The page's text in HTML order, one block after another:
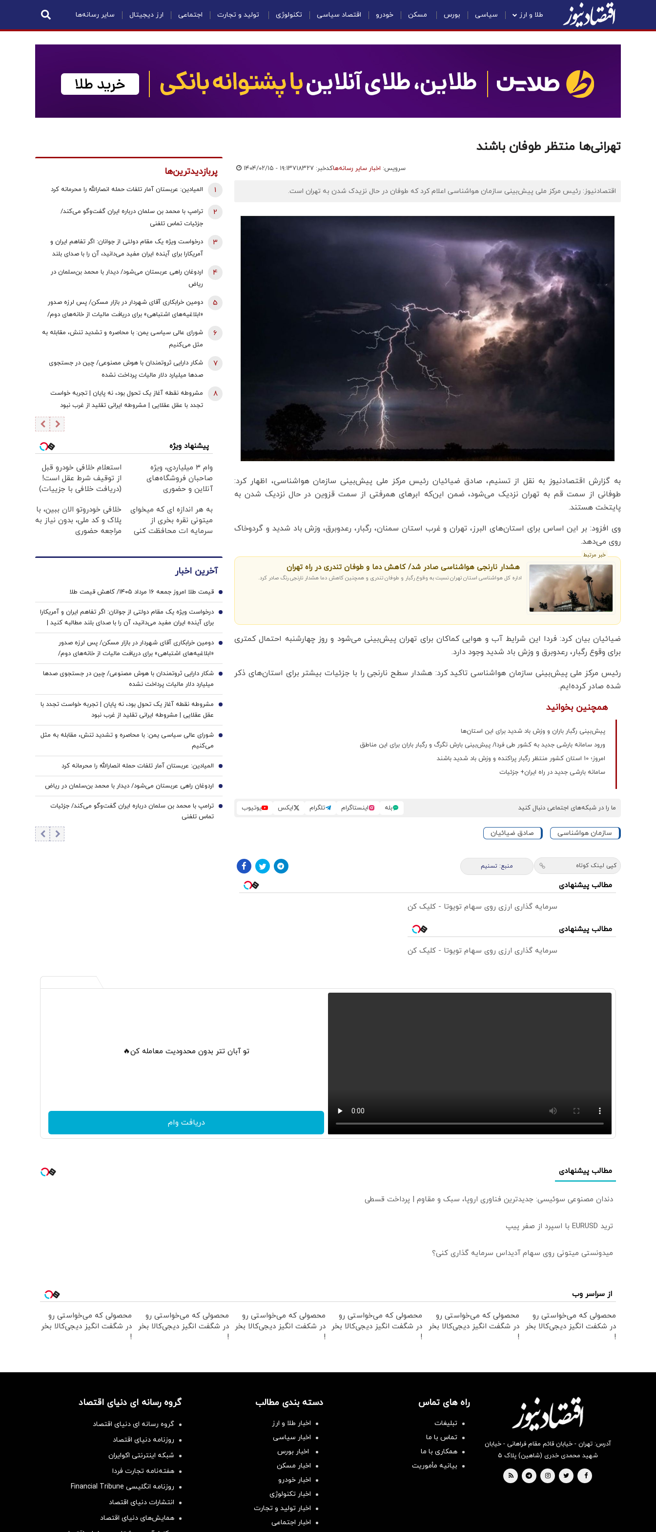
طلا و ارز سیاسی بورس مسکن خودرو اقتصاد سیاسی تکنولوژی تولید و تجارت اجتماعی ارز دیجیتال سایر رسانه‌ها
تهرانی‌ها منتظر طوفان باشند
سرویس: اخبار سایر رسانه‌هاکدخبر: ۷۱۸۳۲۷ ۱۴۰۴/۰۲/۱۵ - ۱۹:۱۳
اقتصادنیوز: رئیس مرکز ملی پیش‌بینی سازمان هواشناسی اعلام کرد که طوفان در حال نزیدک شدن به تهران است.
به گزارش اقتصادنیوز به نقل از تسنیم، صادق ضیائیان رئیس مرکز ملی پیش‌بینی سازمان هواشناسی، اظهار کرد:
طوفانی از سمت قم به تهران نزدیک می‌شود، ضمن این‌که ابرهای همرفتی از سمت قزوین در حال نزدیک شدن به
پایتخت هستند.
وی افزود: بر این اساس برای استان‌های البرز، تهران و غرب استان سمنان،‌ رگبار، رعدوبرق، وزش باد شدید و گردوخاک
روی می‌دهد.
خبر مرتبط
هشدار نارنجی هواشناسی صادر شد/ کاهش دما و طوفان تندری در راه تهران
اداره کل هواشناسی استان تهران نسبت به وقوع رگبار و طوفان تندری و همچنین کاهش دما هشدار نارنجی رنگ صادر کرد.
ضیائیان بیان کرد: فردا این شرایط آب و هوایی کماکان برای تهران پیش‌بینی می‌شود و روز چهارشنبه احتمال کمتری
برای وقوع رگبار، رعدوبرق و وزش باد شدید وجود دارد.
رئیس مرکز ملی پیش‌بینی سازمان هواشناسی تاکید کرد: هشدار سطح نارنجی را با جزئیات بیشتر برای استان‌های ذکر
شده صادر کرده‌ایم.
همچنین بخوانید
پیش‌بینی رگبار باران و وزش باد شدید برای این استان‌ها
ورود سامانه بارشی جدید به کشور طی فردا/ پیش‌بینی بارش تگرگ و رگبار باران برای این مناطق
امروز؛ 10 استان کشور منتظر رگبار پراکنده و وزش باد شدید باشند
سامانه بارشی جدید در راه ایران+ جزئیات
ما را در شبکه‌های اجتماعی دنبال کنید بله اینستاگرام تلگرام ایکس یوتیوب
سازمان هواشناسی صادق ضیائیان
کپی لینک کوتاه منبع: تسنیم
مطالب پیشنهادی
سرمایه گذاری ارزی روی سهام تویوتا - کلیک کن
مطالب پیشنهادی
سرمایه گذاری ارزی روی سهام تویوتا - کلیک کن
پربازدیدترین‌ها
المیادین: عربستان آمار تلفات حمله انصارالله را محرمانه کرد 1
ترامپ با محمد بن سلمان درباره ایران گفت‌وگو می‌کند/
جزئیات تماس تلفنی
2
درخواست ویژه یک مقام دولتی از جوانان: اگر تفاهم ایران و
آمریکارا برای آینده ایران مفید می‌دانید، آن را با صدای بلند
3
اردوغان راهی عربستان می‌شود/ دیدار با محمد بن‌سلمان در
ریاض
4
دومین خرابکاری آقای شهردار در بازار مسکن/ پس لرزه صدور
«ابلاغیه‌های اشتباهی» برای دریافت مالیات از خانه‌‌های دوم/
5
شورای عالی سیاسی یمن: با محاصره و تشدید تنش، مقابله به
مثل می‌کنیم
6
شکار دارایی ثروتمندان با هوش مصنوعی/ چین در جستجوی
صدها میلیارد دلار مالیات پرداخت نشده
7
مشروطه نقطه آغاز یک تحول بود، نه پایان | تجربه خواست
تجدد با عقل عقلایی | مشروطه ایرانی تقلید از غرب نبود
8
پیشنهاد ویژه
وام ۳ میلیاردی، ویژه
صاحبان فروشگاه‌های
آنلاین و حضوری
استعلام خلافی خودرو قبل
از توقیف شرط عقل است!
(دریافت خلافی با جزییات)
به هر اندازه ای که میخوای
میتونی نقره بخری از
سرمایه ات محافظت کنی
خلافی خودروتو الان ببین، با
پلاک و کد ملی، بدون نیاز به
مراجعه حضوری
آخرین اخبار
قیمت طلا امروز جمعه ۱۶ مرداد ۱۴۰۵/ کاهش قیمت طلا 1
درخواست ویژه یک مقام دولتی از جوانان: اگر تفاهم ایران و آمریکارا
برای آینده ایران مفید می‌دانید، آن را با صدای بلند مطالبه کنید |
کنشکر و ‌ذی‌نفع باشید، منفعل نمانید
2
دومین خرابکاری آقای شهردار در بازار مسکن/ پس لرزه صدور
«ابلاغیه‌های اشتباهی» برای دریافت مالیات از خانه‌‌های دوم/
ممدانی زیر تیغ رفت
3
شکار دارایی ثروتمندان با هوش مصنوعی/ چین در جستجوی صدها
میلیارد دلار مالیات پرداخت نشده
4
مشروطه نقطه آغاز یک تحول بود، نه پایان | تجربه خواست تجدد با
عقل عقلایی | مشروطه ایرانی تقلید از غرب نبود
5
شورای عالی سیاسی یمن: با محاصره و تشدید تنش، مقابله به مثل
می‌کنیم
6
المیادین: عربستان آمار تلفات حمله انصارالله را محرمانه کرد 7
اردوغان راهی عربستان می‌شود/ دیدار با محمد بن‌سلمان در ریاض 8
ترامپ با محمد بن سلمان درباره ایران گفت‌وگو می‌کند/ جزئیات
تماس تلفنی
9
تو آبان تتر بدون محدودیت معامله کن🔥
دریافت وام
مطالب پیشنهادی
دندان مصنوعی سوئیسی: جدیدترین فناوری اروپا، سبک و مقاوم | پرداخت قسطی
ترید EURUSD با اسپرد از صفر پیپ
میدونستی میتونی روی سهام آدیداس سرمایه گذاری کنی؟
از سراسر وب
محصولی که می‌خواستی رو
در شکفت انگیز دیجی‌کالا بخر
!
محصولی که می‌خواستی رو
در شگفت انگیز دیجی‌کالا بخر
!
محصولی که می‌خواستی رو
در شگفت انگیز دیجی‌کالا بخر
!
محصولی که می‌خواستی رو
در شکفت انگیز دیجی‌کالا بخر
!
محصولی که می‌خواستی رو
در شگفت انگیز دیجی‌کالا بخر
!
محصولی که می‌خواستی رو
در شگفت انگیز دیجی‌کالا بخر
!
آدرس: تهران - خیابان قائم مقام فراهانی - خیابان
شهید محمدی خدری (شاهین) پلاک ۵
راه های تماس
تبلیغات
تماس با ما
همکاری با ما
بیانیه مأموریت
دسته بندی مطالب
اخبار طلا و ارز
اخبار سیاسی
اخبار بورس
اخبار مسکن
اخبار خودرو
اخبار تکنولوژی
اخبار تولید و تجارت
اخبار اجتماعی
گروه رسانه ای دنیای اقتصاد
گروه رسانه ای دنیای اقتصاد
روزنامه دنیای اقتصاد
شبکه اینترنتی اکوایران
هفته‌نامه تجارت فردا
روزنامه انگلیسی Financial Tribune
انتشارات دنیای اقتصاد
همایش‌های دنیای اقتصاد